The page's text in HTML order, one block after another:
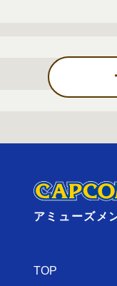
アミューズメ
TOP